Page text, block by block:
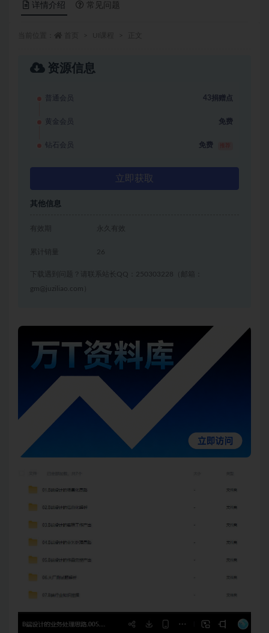
详情介绍 常见问题
资源信息
普通会员 43捐赠点
黄金会员 免费
钻石会员 免费
立即获取
其他信息
有效期 永久有效
累计销量 26
下载遇到问题？请联系站长QQ：250303228（邮箱：
gm@juziliao.com）